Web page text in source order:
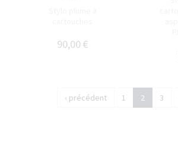
90,00 €
‹ précédent 1 2 3